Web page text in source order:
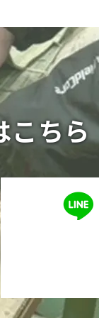
こちら